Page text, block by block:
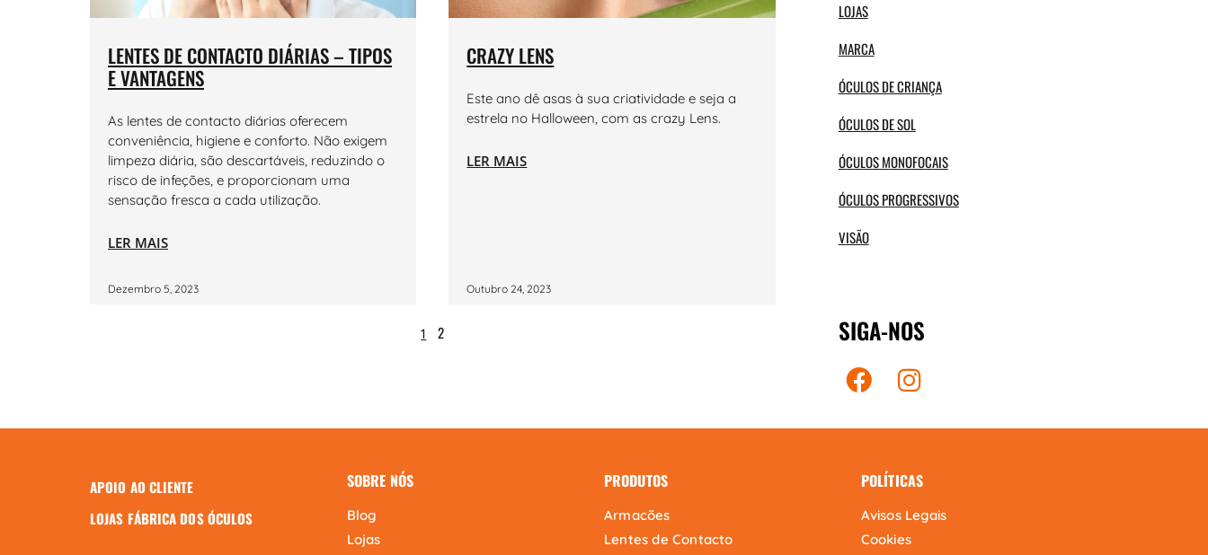
LENTES DE CONTACTO DIÁRIAS – TIPOS
E VANTAGENS
As lentes de contacto diárias oferecem
conveniência, higiene e conforto. Não exigem
limpeza diária, são descartáveis, reduzindo o
risco de infeções, e proporcionam uma
sensação fresca a cada utilização.
LER MAIS
Dezembro 5, 2023
CRAZY LENS
Este ano dê asas à sua criatividade e seja a
estrela no Halloween, com as crazy Lens.
LER MAIS
Outubro 24, 2023
1 2
LOJAS
MARCA
ÓCULOS DE CRIANÇA
ÓCULOS DE SOL
ÓCULOS MONOFOCAIS
ÓCULOS PROGRESSIVOS
VISÃO
SIGA-NOS
APOIO AO CLIENTE
LOJAS FÁBRICA DOS ÓCULOS
SOBRE NÓS
Blog
Lojas
PRODUTOS
Armacões
Lentes de Contacto
POLÍTICAS
Avisos Legais
Cookies